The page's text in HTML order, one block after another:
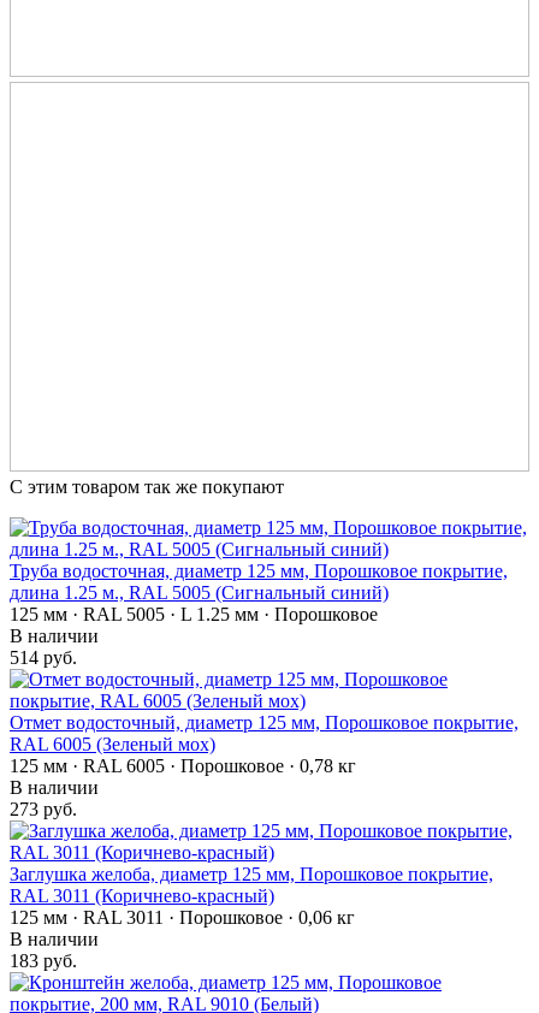
С этим товаром так же покупают
Труба водосточная, диаметр 125 мм, Порошковое покрытие,
длина 1.25 м., RAL 5005 (Сигнальный синий)
125 мм · RAL 5005 · L 1.25 мм · Порошковое
В наличии
514 руб.
Отмет водосточный, диаметр 125 мм, Порошковое покрытие,
RAL 6005 (Зеленый мох)
125 мм · RAL 6005 · Порошковое · 0,78 кг
В наличии
273 руб.
Заглушка желоба, диаметр 125 мм, Порошковое покрытие,
RAL 3011 (Коричнево-красный)
125 мм · RAL 3011 · Порошковое · 0,06 кг
В наличии
183 руб.